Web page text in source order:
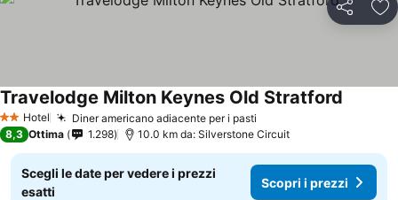
Condividi
2 StelleHotel Diner americano adiacente per i pasti
Travelodge Milton Keynes Old Stratford
8,3 Ottima 1.298 10.0 km da: Silverstone Circuit
Scegli le date per vedere i prezzi
esatti
Scopri i prezzi